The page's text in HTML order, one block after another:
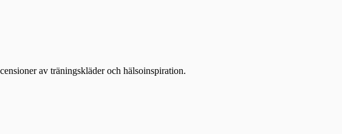
av träningskläder och hälsoinspiration.